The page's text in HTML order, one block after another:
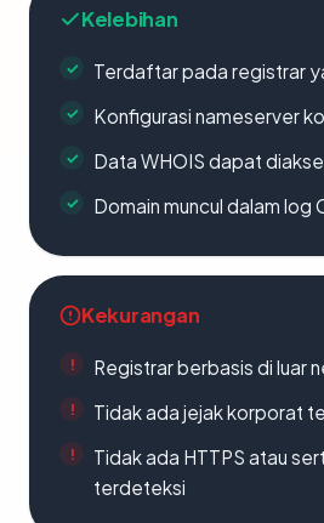
Kelebihan
Terdaftar pada registrar
Konfigurasi nameserver
Data WHOIS dapat
Domain muncul dalam log
Kekurangan
Registrar berbasis di luar
Tidak ada jejak korporat
Tidak ada HTTPS atau
terdeteksi